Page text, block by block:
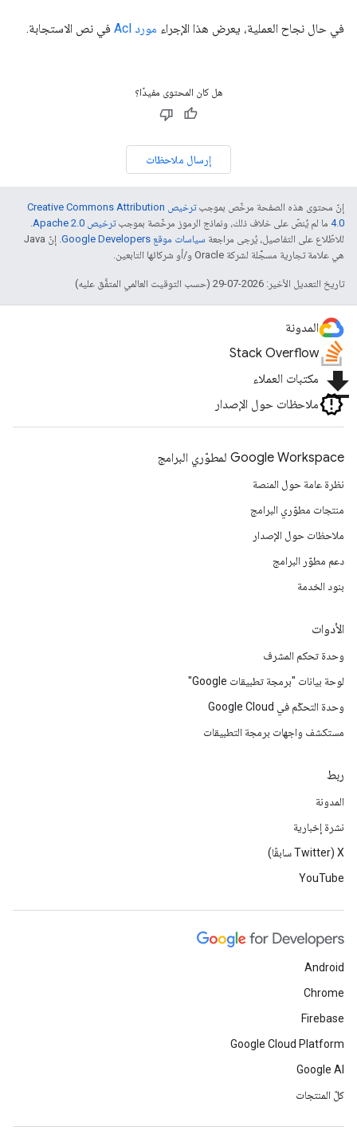
في حال نجاح العملية، يعرض هذا الإجراء مورد Acl في نص الاستجابة.
هل كان المحتوى مفيدًا؟
إرسال ملاحظات
إنّ محتوى هذه الصفحة مرخّص بموجب
ترخيص Creative Commons Attribution
4.0‏ ما لم يُنصّ على خلاف ذلك، ونماذج الرموز مرخّصة بموجبترخيص Apache 2.0‏
.
للاطّلاع على التفاصيل، يُرجى مراجعة سياسات موقع Google Developers‏
. إنّ Java
هي علامة تجارية مسجَّلة لشركة Oracle و/أو شركائها التابعين.
تاريخ التعديل الأخير: 2026-07-29 (حسب التوقيت العالمي المتفَّق عليه)
المدونة
Stack Overflow
file_download مكتبات العملاء
ملاحظات حول الإصدار
Google Workspace لمطوّري البرامج
نظرة عامة حول المنصة
منتجات مطوّري البرامج
ملاحظات حول الإصدار
دعم مطوّر البرامج
بنود الخدمة
الأدوات
وحدة تحكم المشرف
لوحة بيانات "برمجة تطبيقات Google"
وحدة التحكّم في Google Cloud
مستكشف واجهات برمجة التطبيقات
ربط
المدونة
نشرة إخبارية
‫X ‏(Twitter سابقًا)
YouTube
Android
Chrome
Firebase
Google Cloud Platform
Google AI
كلّ المنتجات